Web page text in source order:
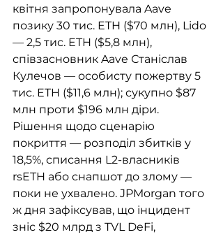
квітня запропонувала Aave
позику 30 тис. ETH ($70 млн), Lido
— 2,5 тис. ETH ($5,8 млн),
співзасновник Aave Станіслав
Кулечов — особисту пожертву 5
тис. ETH ($11,6 млн); сукупно $87
млн проти $196 млн діри.
Рішення щодо сценарію
покриття — розподіл збитків у
18,5%, списання L2-власників
rsETH або снапшот до злому —
поки не ухвалено. JPMorgan того
ж дня зафіксував, що інцидент
зніс $20 млрд з TVL DeFi,